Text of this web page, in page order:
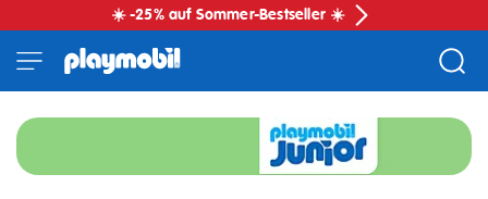
☀️ -25% auf Sommer-Bestseller ☀️